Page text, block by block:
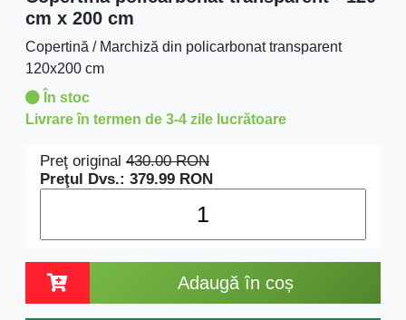
cm x 200 cm
Copertină / Marchiză din policarbonat transparent
120x200 cm
În stoc
Livrare în termen de 3-4 zile lucrătoare
Preţ original 430.00RON
Preţul Dvs.: 379.99 RON
Adaugă în coș